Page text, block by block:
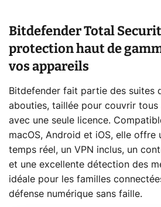
Bitdefender Total
protection haut de
vos appareils
Bitdefender fait partie des suites
abouties, taillée pour couvrir tous
avec une seule licence.
macOS, Android et iOS, elle offre
temps réel, un VPN inclus, un
et une excellente détection des
idéale pour les familles
défense numérique sans faille.